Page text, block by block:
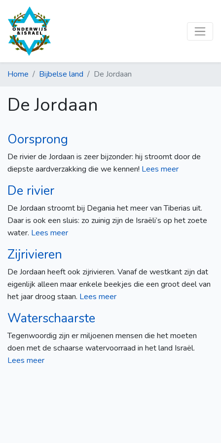
Home Bijbelse land De Jordaan
De Jordaan
Oorsprong
De rivier de Jordaan is zeer bijzonder: hij stroomt door de
diepste aardverzakking die we kennen! Lees meer
De rivier
De Jordaan stroomt bij Degania het meer van Tiberias uit.
Daar is ook een sluis: zo zuinig zijn de Israëli’s op het zoete
water. Lees meer
Zijrivieren
De Jordaan heeft ook zijrivieren. Vanaf de westkant zijn dat
eigenlijk alleen maar enkele beekjes die een groot deel van
het jaar droog staan. Lees meer
Waterschaarste
Tegenwoordig zijn er miljoenen mensen die het moeten
doen met de schaarse watervoorraad in het land Israël.
Lees meer